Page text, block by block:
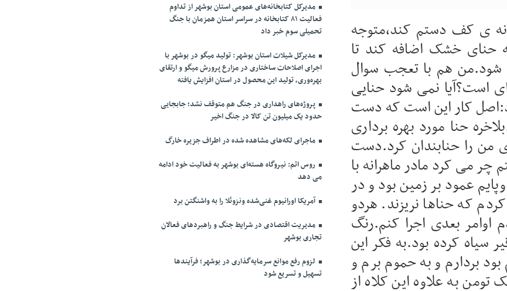
ی کف دستم کند،متوجه
حنای خشک اضافه کند تا
شود.من هم با تعجب سوال
است؟آیا نمی شود حنایی
کار این است که دست
حنا مورد بهره برداری
من را حنابندان کرد.دست
می کرد مادر ماهرانه با
عمود بر زمین بود و در
که حناها نریزند. هردو
اوامر بعدی اجرا کنم.رنگ
سیاه کرده بود.به فکر این
بردارم و به حموم برم و
به علاوه این کلاه از
مدیرکل کتابخانه‌های عمومی استان بوشهر از تداوم
فعالیت ۸۱ کتابخانه در سراسر استان همزمان با جنگ
تحمیلی سوم خبر داد
مدیرکل شیلات استان بوشهر: تولید میگو در بوشهر با
اجرای اصلاحات ساختاری در مزارع پرورش میگو و ارتقای
بهره‌وری، تولید این محصول در استان افزایش یافته
پروژه‌های راهداری در جنگ هم متوقف نشد؛ جابجایی
حدود یک میلیون تن کالا در جنگ اخیر
ماجرای لکه‌های مشاهده شده در اطراف جزیره خارگ
روس اتم: نیروگاه هسته‌ای بوشهر به فعالیت خود ادامه
می دهد
آمریکا اورانیوم غنی‌شده ونزوئلا را به واشنگتن برد
مدیریت اقتصادی در شرایط جنگ و راهبردهای فعالان
تجاری بوشهر
لزوم رفع موانع سرمایه‌گذاری در بوشهر؛ فرآیندها
تسهیل و تسریع شود